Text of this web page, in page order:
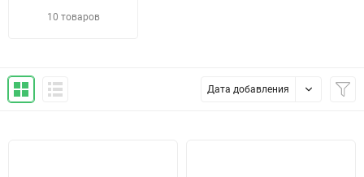
10 товаров
Дата добавления